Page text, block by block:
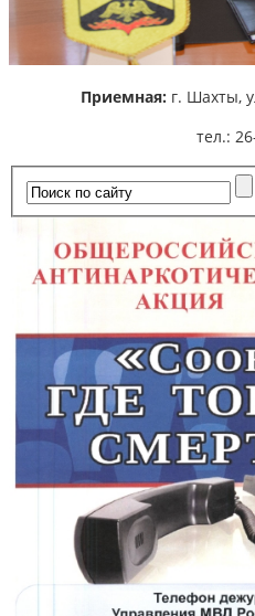
Приемная: г. Шахты,
тел.: